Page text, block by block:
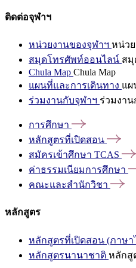
ติดต่อจุฬาฯ
หน่วยงานของจุฬาฯ หน่ว
สมุดโทรศัพท์ออนไลน์ ส
Chula Map Chula Map
แผนที่และการเดินทาง แผ
ร่วมงานกับจุฬาฯ ร่วมงา
การศึกษา
หลักสูตรที่เปิดสอน
สมัครเข้าศึกษา TCAS
ค่าธรรมเนียมการศึกษา
คณะและสำนักวิชา
หลักสูตร
หลักสูตรที่เปิดสอน (ภาษา
หลักสูตรนานาชาติ หลักสู